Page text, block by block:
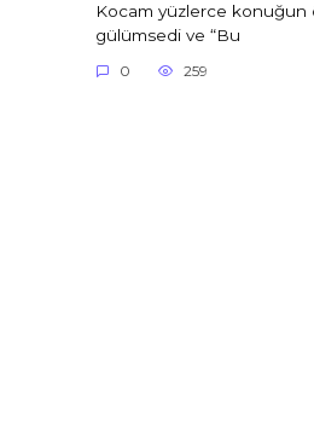
Kocam yüzlerce konuğun
gülümsedi ve “Bu
0 259